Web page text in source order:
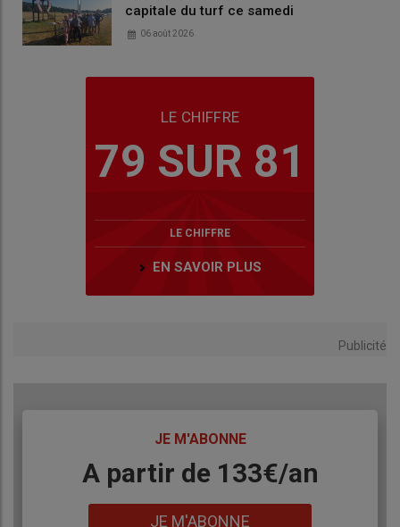
capitale du turf ce samedi
06 août 2026
LE CHIFFRE
79 SUR 81
LE CHIFFRE
EN SAVOIR PLUS
Publicité
JE M'ABONNE
BodyA partir de 133€/an
JE M'ABONNE